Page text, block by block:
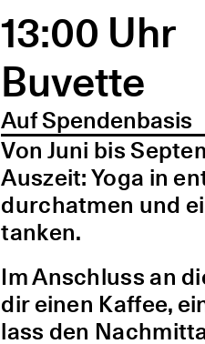
13:00 Uhr
Buvette
Auf Spendenbasis
Von Juni bis
Auszeit: Yoga in
durchatmen und
tanken.
Im Anschluss an
dir einen Kaffee,
lass den